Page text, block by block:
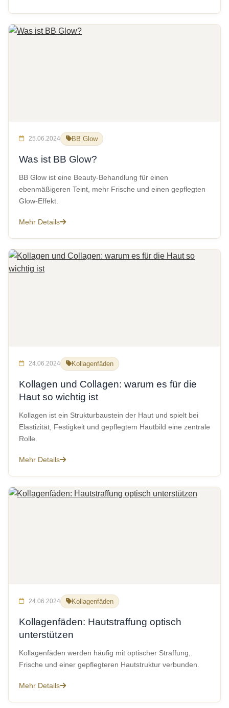
25.06.2024 BB Glow
Was ist BB Glow?
BB Glow ist eine Beauty-Behandlung für einen
ebenmäßigeren Teint, mehr Frische und einen gepflegten
Glow-Effekt.
Mehr Details
24.06.2024 Kollagenfäden
Kollagen und Collagen: warum es für die
Haut so wichtig ist
Kollagen ist ein Strukturbaustein der Haut und spielt bei
Elastizität, Festigkeit und gepflegtem Hautbild eine zentrale
Rolle.
Mehr Details
24.06.2024 Kollagenfäden
Kollagenfäden: Hautstraffung optisch
unterstützen
Kollagenfäden werden häufig mit optischer Straffung,
Frische und einer gepflegteren Hautstruktur verbunden.
Mehr Details